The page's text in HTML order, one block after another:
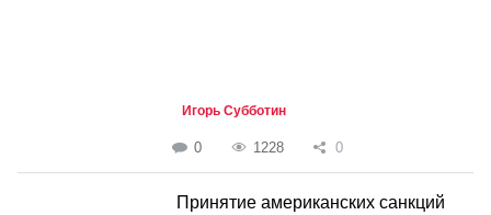
Игорь Субботин
0 1228 0
Принятие американских санкций